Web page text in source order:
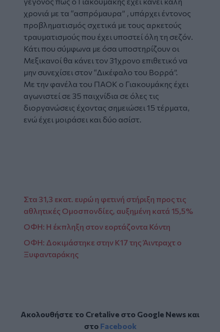
χρονιά με τα “ασπρόμαυρα” , υπάρχει έντονος
προβληματισμός σχετικά με τους αρκετούς
τραυματισμούς που έχει υποστεί όλη τη σεζόν.
Κάτι που σύμφωνα με όσα υποστηρίζουν οι
Μεξικανοί θα κάνει τον 31χρονο επιθετικό να
μην συνεχίσει στον “Δικέφαλο του Βορρά”.
Με την φανέλα του ΠΑΟΚ ο Γιακουμάκης έχει
αγωνιστεί σε 35 παιχνίδια σε όλες τις
διοργανώσεις έχοντας σημειώσει 15 τέρματα,
ενώ έχει μοιράσει και δύο ασίστ.
Στα 31,3 εκατ. ευρώ η φετινή στήριξη προς τις
αθλητικές Ομοσπονδίες, αυξημένη κατά 15,5%
ΟΦΗ: Η έκπληξη στον εορτάζοντα Κόντη
ΟΦΗ: Δοκιμάστηκε στην Κ17 της Άιντραχτ ο
Ξυφανταράκης
Ακολουθήστε το Cretalive στο Google Newsκαι
στο Facebook